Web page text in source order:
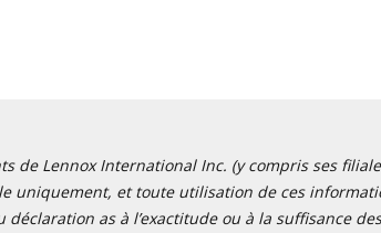
de Lennox International Inc. (y compris ses
uniquement, et toute utilisation de ces
as à l’exactitude ou à la suffisance